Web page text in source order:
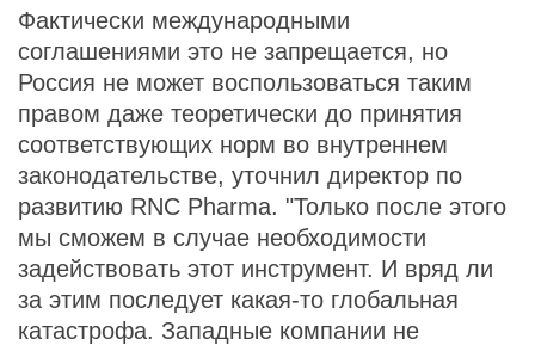
Фактически международными
соглашениями это не запрещается, но
Россия не может воспользоваться таким
правом даже теоретически до принятия
соответствующих норм во внутреннем
законодательстве, уточнил директор по
развитию RNC Pharma. "Только после этого
мы сможем в случае необходимости
задействовать этот инструмент. И вряд ли
за этим последует какая-то глобальная
катастрофа. Западные компании не